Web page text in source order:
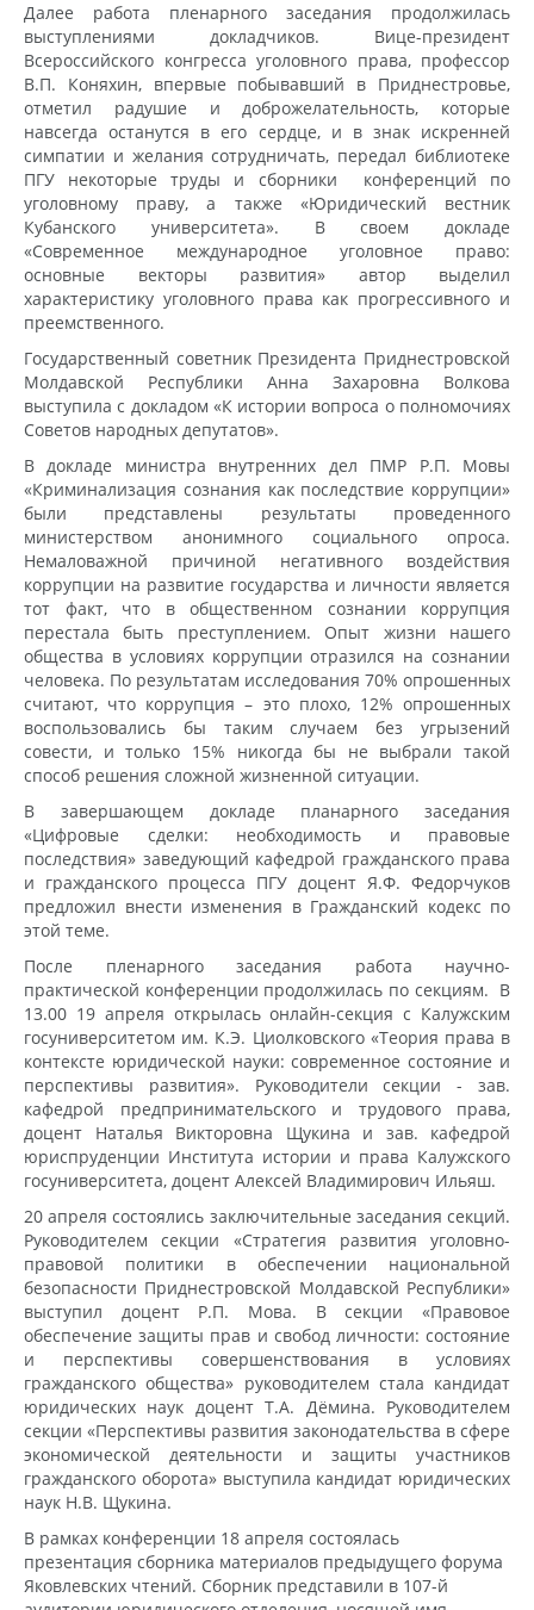
Далее работа пленарного заседания продолжилась
выступлениями докладчиков. Вице-президент
Всероссийского конгресса уголовного права, профессор
В.П. Коняхин, впервые побывавший в Приднестровье,
отметил радушие и доброжелательность, которые
навсегда останутся в его сердце, и в знак искренней
симпатии и желания сотрудничать, передал библиотеке
ПГУ некоторые труды и сборники конференций по
уголовному праву, а также «Юридический вестник
Кубанского университета». В своем докладе
«Современное международное уголовное право:
основные векторы развития» автор выделил
характеристику уголовного права как прогрессивного и
преемственного.
Государственный советник Президента Приднестровской
Молдавской Республики Анна Захаровна Волкова
выступила с докладом «К истории вопроса о полномочиях
Советов народных депутатов».
В докладе министра внутренних дел ПМР Р.П. Мовы
«Криминализация сознания как последствие коррупции»
были представлены результаты проведенного
министерством анонимного социального опроса.
Немаловажной причиной негативного воздействия
коррупции на развитие государства и личности является
тот факт, что в общественном сознании коррупция
перестала быть преступлением. Опыт жизни нашего
общества в условиях коррупции отразился на сознании
человека. По результатам исследования 70% опрошенных
считают, что коррупция – это плохо, 12% опрошенных
воспользовались бы таким случаем без угрызений
совести, и только 15% никогда бы не выбрали такой
способ решения сложной жизненной ситуации.
В завершающем докладе планарного заседания
«Цифровые сделки: необходимость и правовые
последствия» заведующий кафедрой гражданского права
и гражданского процесса ПГУ доцент Я.Ф. Федорчуков
предложил внести изменения в Гражданский кодекс по
этой теме.
После пленарного заседания работа научно-
практической конференции продолжилась по секциям. В
13.00 19 апреля открылась онлайн-секция с Калужским
госуниверситетом им. К.Э. Циолковского «Теория права в
контексте юридической науки: современное состояние и
перспективы развития». Руководители секции - зав.
кафедрой предпринимательского и трудового права,
доцент Наталья Викторовна Щукина и зав. кафедрой
юриспруденции Института истории и права Калужского
госуниверситета, доцент Алексей Владимирович Ильяш.
20 апреля состоялись заключительные заседания секций.
Руководителем секции «Стратегия развития уголовно-
правовой политики в обеспечении национальной
безопасности Приднестровской Молдавской Республики»
выступил доцент Р.П. Мова. В секции «Правовое
обеспечение защиты прав и свобод личности: состояние
и перспективы совершенствования в условиях
гражданского общества» руководителем стала кандидат
юридических наук доцент Т.А. Дёмина. Руководителем
секции «Перспективы развития законодательства в сфере
экономической деятельности и защиты участников
гражданского оборота» выступила кандидат юридических
наук Н.В. Щукина.
В рамках конференции 18 апреля состоялась
презентация сборника материалов предыдущего форума
Яковлевских чтений. Сборник представили в 107-й